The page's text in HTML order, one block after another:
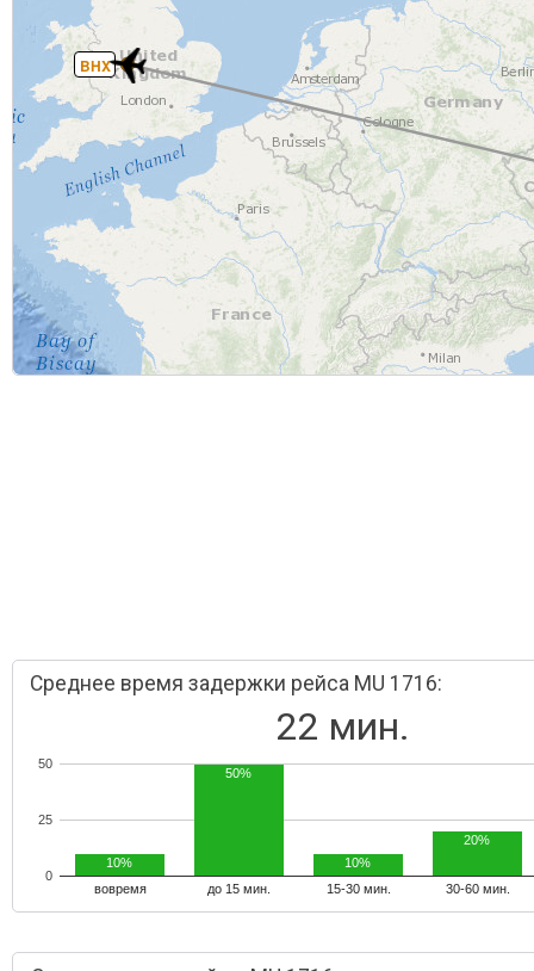
BHX
Среднее время задержки рейса MU 1716:
22 мин.
вовремя до 15 мин. 15-30 мин. 30-60 мин.
0
25
50
10%
50%
10%
20%